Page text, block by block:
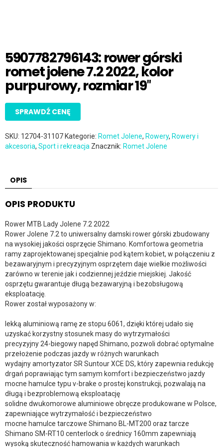
5907782796143: rower górski
romet jolene 7.2 2022, kolor
purpurowy, rozmiar 19″
SPRAWDŹ CENĘ
SKU: 12704-31107 Kategorie: Romet Jolene, Rowery, Rowery i
akcesoria, Sport i rekreacja Znacznik: Romet Jolene
OPIS
OPIS PRODUKTU
Rower MTB Lady Jolene 7.2 2022
Rower Jolene 7.2 to uniwersalny damski rower górski zbudowany
na wysokiej jakości osprzęcie Shimano. Komfortowa geometria
ramy zaprojektowanej specjalnie pod kątem kobiet, w połączeniu z
bezawaryjnym i precyzyjnym osprzętem daje wielkie możliwości
zarówno w terenie jak i codziennej jeździe miejskiej. Jakość
osprzętu gwarantuje długą bezawaryjną i bezobsługową
eksploatację.
Rower został wyposażony w:
lekką aluminiową ramę ze stopu 6061, dzięki której udało się
uzyskać korzystny stosunek masy do wytrzymałości
precyzyjny 24-biegowy napęd Shimano, pozwoli dobrać optymalne
przełożenie podczas jazdy w różnych warunkach
wydajny amortyzator SR Suntour XCE DS, który zapewnia redukcję
drgań poprawiając tym samym komfort i bezpieczeństwo jazdy
mocne hamulce typu v-brake o prostej konstrukcji, pozwalają na
długą i bezproblemową eksploatację
solidne dwukomorowe aluminiowe obręcze produkowane w Polsce,
zapewniające wytrzymałość i bezpieczeństwo
mocne hamulce tarczowe Shimano BL-MT200 oraz tarcze
Shimano SM-RT10 centerlock o średnicy 160mm zapewniają
wysoką skuteczność hamowania w każdych warunkach